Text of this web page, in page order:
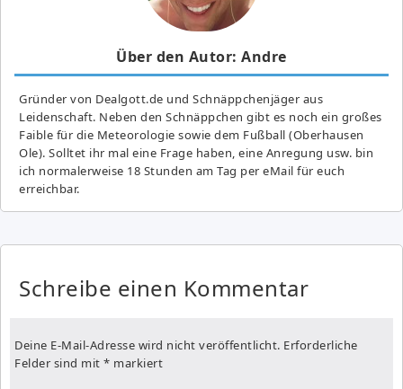
Über den Autor: Andre
Gründer von Dealgott.de und Schnäppchenjäger aus
Leidenschaft. Neben den Schnäppchen gibt es noch ein großes
Fai­ble für die Meteorologie sowie dem Fußball (Oberhausen
Ole). Solltet ihr mal eine Frage haben, eine Anregung usw. bin
ich normalerweise 18 Stunden am Tag per eMail für euch
erreichbar.
Schreibe einen Kommentar
Deine E-Mail-Adresse wird nicht veröffentlicht. Erforderliche
Felder sind mit * markiert